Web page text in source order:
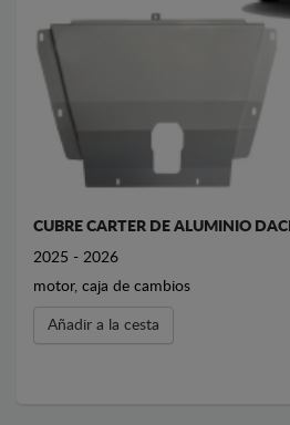
CUBRE CARTER DE ALUMINIO
2025 - 2026
motor, caja de cambios
Añadir a la cesta